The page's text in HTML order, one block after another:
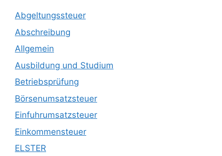
Abgeltungssteuer
Abschreibung
Allgemein
Ausbildung und Studium
Betriebsprüfung
Börsenumsatzsteuer
Einfuhrumsatzsteuer
Einkommensteuer
ELSTER